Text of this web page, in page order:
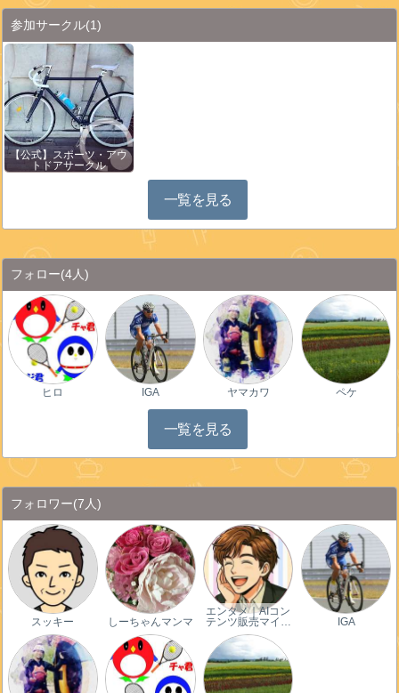
参加サークル(1)
【公式】スポーツ・アウ
トドアサークル
一覧を見る
フォロー(4人)
ヒロ IGA ヤマカワ ペケ
一覧を見る
フォロワー(7人)
スッキー しーちゃんマンマ
エンタメ｜AIコン
テンツ販売マイ…
IGA